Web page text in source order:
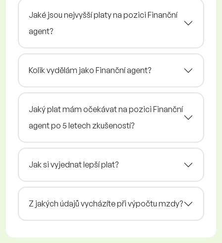
Jaké jsou nejvyšší platy na pozici Finanční
agent?
Kolik vydělám jako Finanční agent?
Jaký plat mám očekávat na pozici Finanční
agent po 5 letech zkušeností?
Jak si vyjednat lepší plat?
Z jakých údajů vycházíte při výpočtu mzdy?